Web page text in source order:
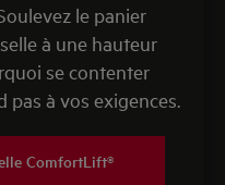
le panier
à une hauteur
se contenter
pas à vos exigences.
ComfortLift®